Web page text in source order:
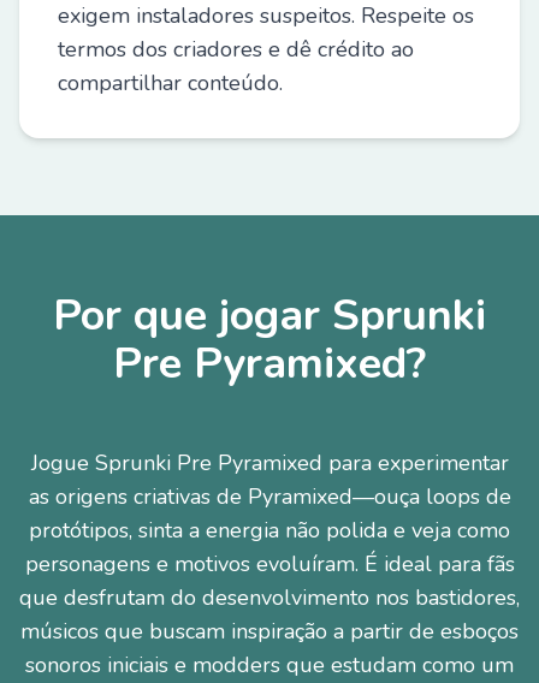
exigem instaladores suspeitos. Respeite os
termos dos criadores e dê crédito ao
compartilhar conteúdo.
Por que jogar Sprunki
Pre Pyramixed?
Jogue Sprunki Pre Pyramixed para experimentar
as origens criativas de Pyramixed—ouça loops de
protótipos, sinta a energia não polida e veja como
personagens e motivos evoluíram. É ideal para fãs
que desfrutam do desenvolvimento nos bastidores,
músicos que buscam inspiração a partir de esboços
sonoros iniciais e modders que estudam como um